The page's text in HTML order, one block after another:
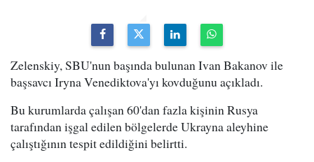
Zelenskiy, SBU'nun başında bulunan Ivan Bakanov ile
başsavcı Iryna Venediktova'yı kovduğunu açıkladı.
Bu kurumlarda çalışan 60'dan fazla kişinin Rusya
tarafından işgal edilen bölgelerde Ukrayna aleyhine
çalıştığının tespit edildiğini belirtti.